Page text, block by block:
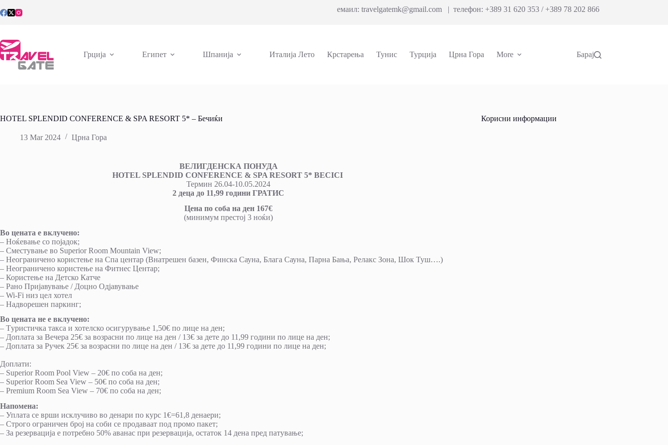
to
емаил: travelgatemk@gmail.com | телефон: +389 31 620 353 / +389 78 202 866
Грција Египет Шпанија Италија Лето Крстарења Тунис Турција Црна Гора More Барај
HOTEL SPLENDID CONFERENCE & SPA RESORT 5* – Бечиќи
13 Mar 2024 Црна Гора
ВЕЛИГДЕНСКА ПОНУДА
HOTEL SPLENDID CONFERENCE & SPA RESORT 5* BECICI
Термин 26.04-10.05.2024
2 деца до 11,99 години ГРАТИС
Цена по соба на ден 167€
(минимум престој 3 ноќи)
Во цената е вклучено:
– Ноќевање со појадок;
– Сместување во Superior Room Mountain View;
– Неограничено користење на Спа центар (Внатрешен базен, Финска Сауна, Блага Сауна, Парна Бања, Релакс Зона, Шок Туш….)
– Неограничено користење на Фитнес Центар;
– Користење на Детско Катче
– Рано Пријавување / Доцно Одјавување
– Wi-Fi низ цел хотел
– Надворешен паркинг;
Во цената не е вклучено:
– Tуристичка такса и хотелско осигурување 1,50€ по лице на ден;
– Доплата за Вечера 25€ за возрасни по лице на ден / 13€ за дете до 11,99 години по лице на ден;
– Доплата за Ручек 25€ за возрасни по лице на ден / 13€ за дете до 11,99 години по лице на ден;
Доплати:
– Superior Room Pool View – 20€ по соба на дeн;
– Superior Room Sea View – 50€ по соба на ден;
– Premium Room Sea View – 70€ по соба на ден;
Напомена:
– Уплата се врши исклучиво во денари по курс 1€=61,8 денаери;
– Строго ограничен број на соби се продаваат под промо пакет;
– За резервација е потребно 50% аванас при резервација, остаток 14 дена пред патување;
Корисни информации